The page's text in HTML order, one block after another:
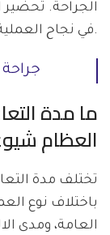
الجراحة.
في نجاح العملية وعملية الشفاء بعدها.
ما مدة
العظام
تختلف مدة
باختلاف نوع
العامة، ومدى